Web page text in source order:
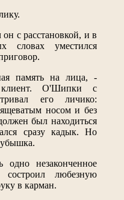
с расстановкой, и в
словах уместился
память на лица, -
клиент. О'Шипки с
его личико:
носом и без
был находиться
сразу кадык. Но
незаконченное
любезную
в карман.